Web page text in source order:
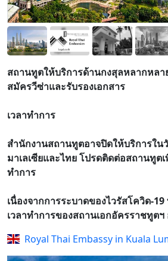
สถานทูตให้บริการด้านกงสุลหลากหลา
สมัครวีซ่าและรับรองเอกสาร
เวลาทำการ
สำนักงานสถานทูตอาจปิดให้บริการใ
มาเลเซียและไทย โปรดติดต่อสถานทูต
ทำการ
เนื่องจากการระบาดของไวรัสโควิด-
เวลาทำการของสถานเอกอัครราชทูต
Royal Thai Embassy in Kuala